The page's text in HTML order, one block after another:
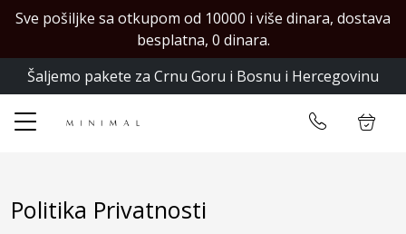
Sve pošiljke sa otkupom od 10000 i više dinara, dostava
besplatna, 0 dinara.
Šaljemo pakete za Crnu Goru i Bosnu i Hercegovinu
Početna
Ulogujte se
Politika Privatnosti